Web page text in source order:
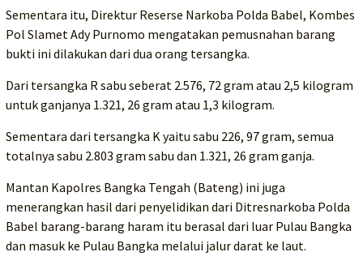
Sementara itu, Direktur Reserse Narkoba Polda Babel, Kombes
Pol Slamet Ady Purnomo mengatakan pemusnahan barang
bukti ini dilakukan dari dua orang tersangka.
Dari tersangka R sabu seberat 2.576, 72 gram atau 2,5 kilogram
untuk ganjanya 1.321, 26 gram atau 1,3 kilogram.
Sementara dari tersangka K yaitu sabu 226, 97 gram, semua
totalnya sabu 2.803 gram sabu dan 1.321, 26 gram ganja.
Mantan Kapolres Bangka Tengah (Bateng) ini juga
menerangkan hasil dari penyelidikan dari Ditresnarkoba Polda
Babel barang-barang haram itu berasal dari luar Pulau Bangka
dan masuk ke Pulau Bangka melalui jalur darat ke laut.